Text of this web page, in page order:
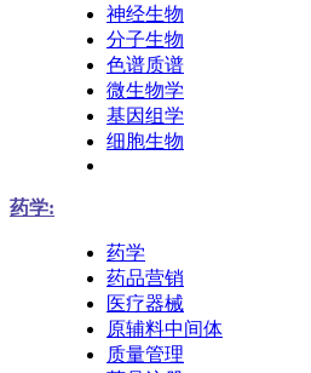
神经生物
分子生物
色谱质谱
微生物学
基因组学
细胞生物
药学:
药学
药品营销
医疗器械
原辅料中间体
质量管理